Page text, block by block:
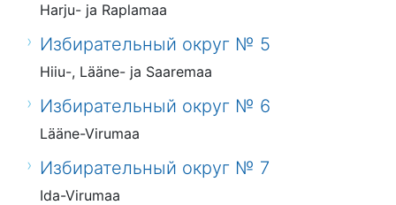
Harju- ja Raplamaa
Избирательный округ № 5
Hiiu-, Lääne- ja Saaremaa
Избирательный округ № 6
Lääne-Virumaa
Избирательный округ № 7
Ida-Virumaa